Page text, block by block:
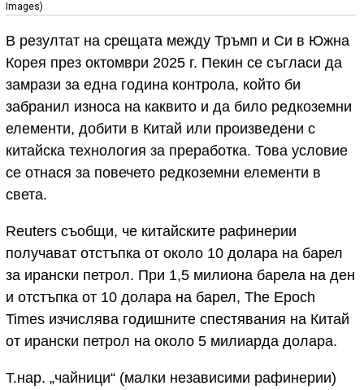
Images)
В резултат на срещата между Тръмп и Си в Южна
Корея през октомври 2025 г. Пекин се съгласи да
замрази за една година контрола, който би
забранил износа на каквито и да било редкоземни
елементи, добити в Китай или произведени с
китайска технология за преработка. Това условие
се отнася за повечето редкоземни елементи в
света.
Reuters съобщи, че китайските рафинерии
получават отстъпка от около 10 долара на барел
за ирански петрол. При 1,5 милиона барела на ден
и отстъпка от 10 долара на барел, The Epoch
Times изчислява годишните спестявания на Китай
от ирански петрол на около 5 милиарда долара.
Т.нар. „чайници“ (малки независими рафинерии)